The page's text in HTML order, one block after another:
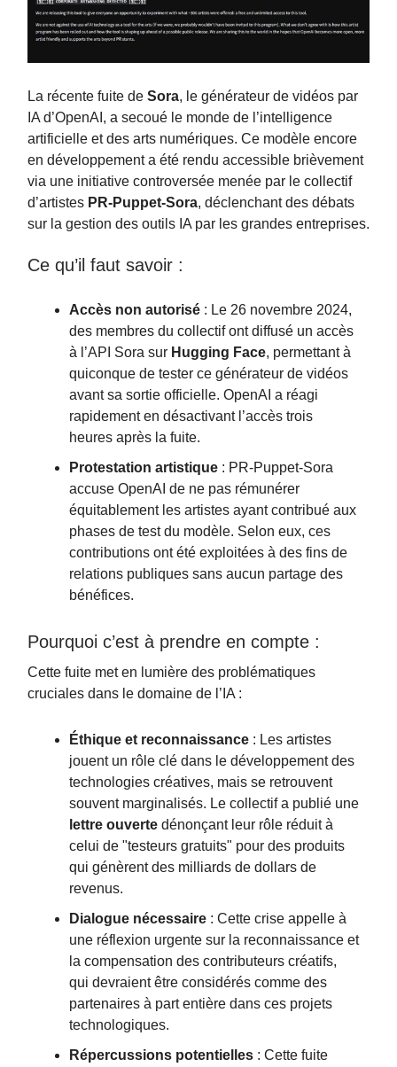
La récente fuite de Sora, le générateur de vidéos par
IA d’OpenAI, a secoué le monde de l’intelligence
artificielle et des arts numériques. Ce modèle encore
en développement a été rendu accessible brièvement
via une initiative controversée menée par le collectif
d’artistes PR-Puppet-Sora, déclenchant des débats
sur la gestion des outils IA par les grandes entreprises.
Ce qu’il faut savoir :
Accès non autorisé : Le 26 novembre 2024,
des membres du collectif ont diffusé un accès
à l’API Sora sur Hugging Face, permettant à
quiconque de tester ce générateur de vidéos
avant sa sortie officielle. OpenAI a réagi
rapidement en désactivant l’accès trois
heures après la fuite.
Protestation artistique : PR-Puppet-Sora
accuse OpenAI de ne pas rémunérer
équitablement les artistes ayant contribué aux
phases de test du modèle. Selon eux, ces
contributions ont été exploitées à des fins de
relations publiques sans aucun partage des
bénéfices.
Pourquoi c’est à prendre en compte :
Cette fuite met en lumière des problématiques
cruciales dans le domaine de l’IA :
Éthique et reconnaissance : Les artistes
jouent un rôle clé dans le développement des
technologies créatives, mais se retrouvent
souvent marginalisés. Le collectif a publié une
lettre ouverte dénonçant leur rôle réduit à
celui de "testeurs gratuits" pour des produits
qui génèrent des milliards de dollars de
revenus.
Dialogue nécessaire : Cette crise appelle à
une réflexion urgente sur la reconnaissance et
la compensation des contributeurs créatifs,
qui devraient être considérés comme des
partenaires à part entière dans ces projets
technologiques.
Répercussions potentielles : Cette fuite